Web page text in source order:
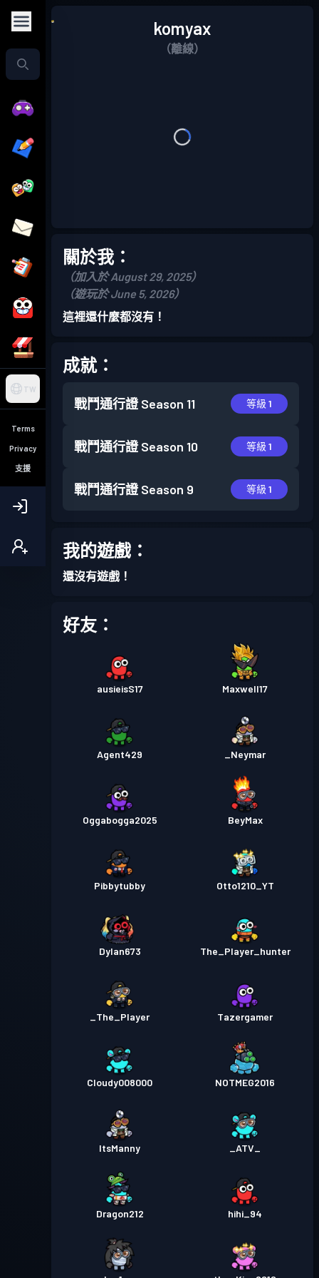
TW
Terms
Privacy
支援
komyax
（離線）
關於我：
（加入於 August 29, 2025）
（遊玩於 June 5, 2026）
這裡還什麼都沒有！
成就：
戰鬥通行證 Season 11 等級 1
戰鬥通行證 Season 10 等級 1
戰鬥通行證 Season 9 等級 1
我的遊戲：
還沒有遊戲！
好友：
ausieisS17 Maxwell17
Agent429 _Neymar
Oggabogga2025 BeyMax
Pibbytubby Otto1210_YT
Dylan673 The_Player_hunter
_The_Player Tazergamer
Cloudy008000 NOTMEG2016
ItsManny _ATV_
Dragon212 hihi_94